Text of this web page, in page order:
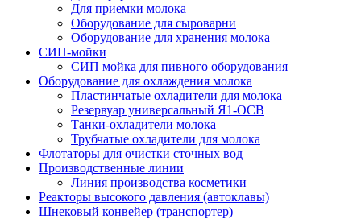
Для приемки молока
Оборудование для сыроварни
Оборудование для хранения молока
СИП-мойки
СИП мойка для пивного оборудования
Оборудование для охлаждения молока
Пластинчатые охладители для молока
Резервуар универсальный Я1-ОСВ
Танки-охладители молока
Трубчатые охладители для молока
Флотаторы для очистки сточных вод
Производственные линии
Линия производства косметики
Реакторы высокого давления (автоклавы)
Шнековый конвейер (транспортер)